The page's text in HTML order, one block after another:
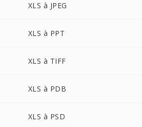
XLS à JPEG
XLS à PPT
XLS à TIFF
XLS à PDB
XLS à PSD